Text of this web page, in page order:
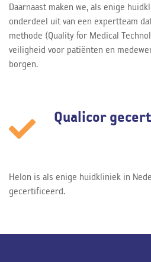
Daarnaast maken we, als enige
onderdeel uit van een expertteam
methode (Quality for Medical
veiligheid voor patiënten en
borgen.
Qualicor
Helon is als enige huidkliniek in
gecertificeerd.